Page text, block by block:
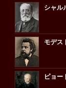
シャル
モデス
ピョー